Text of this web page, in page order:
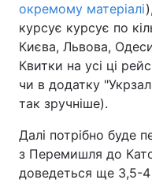
окремому матеріалі
курсує курсує по
Києва, Львова,
Квитки на усі ці
чи в додатку
так зручніше).
Далі потрібно буде
з Перемишля до
доведеться ще 3,5-